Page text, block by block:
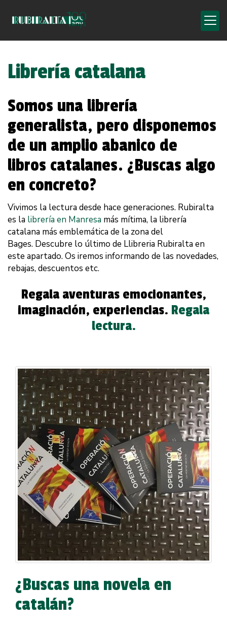
Librería catalana
Somos una librería
generalista, pero disponemos
de un amplio abanico de
libros catalanes. ¿Buscas algo
en concreto?
Vivimos la lectura desde hace generaciones. Rubiralta
es la librería en Manresa más mítima, la librería
catalana más emblemática de la zona del
Bages. Descubre lo último de Llibreria Rubiralta en
este apartado. Os iremos informando de las novedades,
rebajas, descuentos etc.
Regala aventuras emocionantes,
imaginación, experiencias. Regala
lectura.
¿Buscas una novela en
catalán?